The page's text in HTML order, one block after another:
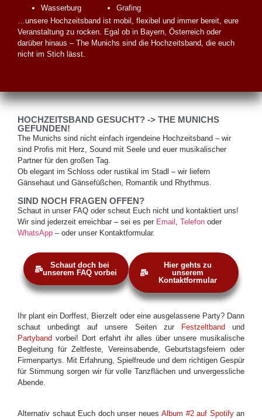
Wasserburg
Grafing
…unsere Hochzeitsband ist mobil, flexibel und immer bereit, eure
Veranstaltung zu rocken. Egal ob in Bayern, Österreich oder
darüber hinaus – The Munichs sind die Hochzeitsband, die euch
nicht im Stich lässt.
HOCHZEITSBAND GESUCHT? -> THE MUNICHS
GEFUNDEN!
The Munichs sind nicht einfach irgendeine Hochzeitsband – wir
sind Profis mit Herz, Sound mit Seele und euer musikalischer
Partner für den großen Tag.
Ob elegant im Schloss oder rustikal im Stadl – wir liefern
Gänsehaut und Gänsefüßchen, Romantik und Rhythmus.
SIND NOCH FRAGEN OFFEN?
Schaut in unser FAQ oder scheut Euch nicht und kontaktiert uns!
Wir sind jederzeit erreichbar – sei es per Email Telefon oder
WhatsApp – oder unser Kontaktformular.
Schaut doch bei
unserem FAQ vorbei
Hier gehts zu
unserem
Kontaktformular
Ihr plant ein Dorffest, Bierzelt oder eine ausgelassene Party? Dann
schaut unbedingt auf unsere Seiten zur
Festzeltband und
Partyband vorbei! Dort erfahrt ihr alles über unsere musikalische
Begleitung für Zeltfeste, Vereinsabende, Geburtstagsfeiern oder
Firmenpartys. Mit Erfahrung, Spielfreude und dem richtigen Gespür
für Stimmung sorgen wir für volle Tanzflächen und unvergessliche
Abende.
Alternativ schaut Euch doch unser neues Album #2 auf Spotifyan